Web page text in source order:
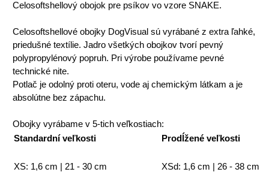
Celosoftshellový obojok pre psíkov vo vzore SNAKE.
Celosoftshellové obojky DogVisual sú vyrábané z extra ľahké,
priedušné textílie. Jadro všetkých obojkov tvorí pevný
polypropylénový popruh. Pri výrobe používame pevné
technické nite.
Potlač je odolný proti oteru, vode aj chemickým látkam a je
absolútne bez zápachu.
Obojky vyrábame v 5-tich veľkostiach:
Standardní veľkosti
Prodĺžené veľkosti
XS: 1,6 cm | 21 - 30 cm
XSd: 1,6 cm | 26 - 38 cm